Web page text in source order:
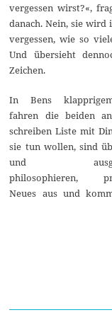
vergessen wirst?«,
danach. Nein, sie wird
vergessen, wie so
Und übersieht
Zeichen.
In Bens
fahren die beiden
schreiben Liste mit
sie tun wollen, sind
und
philosophieren,
Neues aus und